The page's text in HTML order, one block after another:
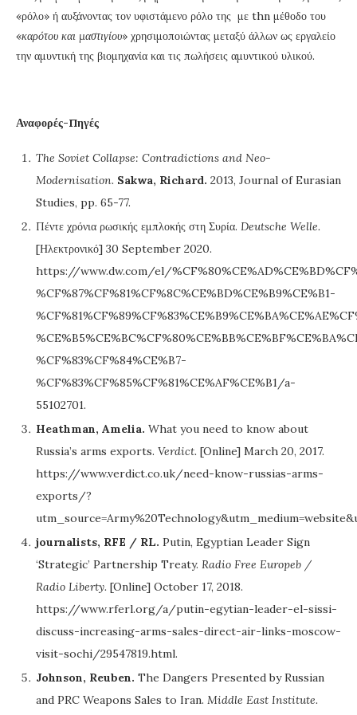
«ρόλο» ή αυξάνοντας τον υφιστάμενο ρόλο της με thn μέθοδο του
«καρότου και μαστιγίου» χρησιμοποιώντας μεταξύ άλλων ως εργαλείο
την αμυντική της βιομηχανία και τις πωλήσεις αμυντικού υλικού.
Αναφορές-Πηγές
The Soviet Collapse: Contradictions and Neo-
Modernisation. Sakwa, Richard. 2013, Journal of Eurasian
Studies, pp. 65-77.
Πέντε χρόνια ρωσικής εμπλοκής στη Συρία. Deutsche Welle.
[Ηλεκτρονικό] 30 September 2020.
https://www.dw.com/el/
%CF%87%CF%81%CF%8C%CE%BD%CE%B9%CE%B1-
%CF%83%CF%84%CE%B7-
%CF%83%CF%85%CF%81%CE%AF%CE%B1/a-
55102701.
Heathman, Amelia. What you need to know about
Russia’s arms exports. Verdict. [Online] March 20, 2017.
https://www.verdict.co.uk/need-know-russias-arms-
exports/?
journalists, RFE / RL. Putin, Egyptian Leader Sign
‘Strategic’ Partnership Treaty. Radio Free Europeb /
Radio Liberty. [Online] October 17, 2018.
https://www.rferl.org/a/putin-egytian-leader-el-sissi-
discuss-increasing-arms-sales-direct-air-links-moscow-
visit-sochi/29547819.html.
Johnson, Reuben. The Dangers Presented by Russian
and PRC Weapons Sales to Iran. Middle East Institute.